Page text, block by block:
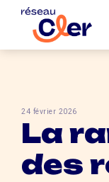
24 février 2026
La
des